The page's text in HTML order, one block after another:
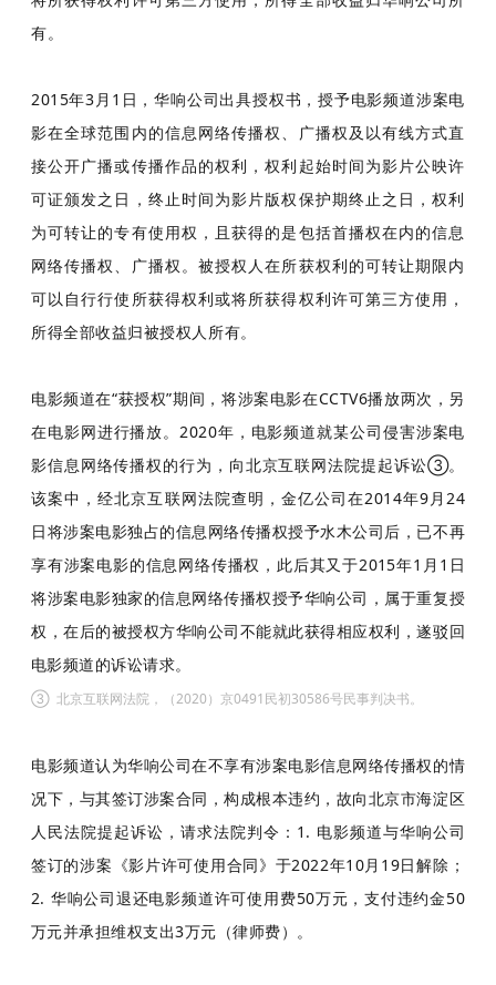
有。
2015年3月1日，华响公司出具授权书，授予电影频道涉案电
影在全球范围内的信息网络传播权、广播权及以有线方式直
接公开广播或传播作品的权利，权利起始时间为影片公映许
可证颁发之日，终止时间为影片版权保护期终止之日，权利
为可转让的专有使用权，且获得的是包括首播权在内的信息
网络传播权、广播权。被授权人在所获权利的可转让期限内
可以自行行使所获得权利或将所获得权利许可第三方使用，
所得全部收益归被授权人所有。
电影频道在“获授权”期间，将涉案电影在CCTV6播放两次，另
在电影网进行播放。2020年，电影频道就某公司侵害涉案电
影信息网络传播权的行为，向北京互联网法院提起诉讼③。
该案中，经北京互联网法院查明，金亿公司在2014年9月24
日将涉案电影独占的信息网络传播权授予水木公司后，已不再
享有涉案电影的信息网络传播权，此后其又于2015年1月1日
将涉案电影独家的信息网络传播权授予华响公司，属于重复授
权，在后的被授权方华响公司不能就此获得相应权利，遂驳回
电影频道的诉讼请求。
③ 北京互联网法院，（2020）京0491民初30586号民事判决书。
电影频道认为华响公司在不享有涉案电影信息网络传播权的情
况下，与其签订涉案合同，构成根本违约，故向北京市海淀区
人民法院提起诉讼，请求法院判令：1. 电影频道与华响公司
签订的涉案《影片许可使用合同》于2022年10月19日解除；
2. 华响公司退还电影频道许可使用费50万元，支付违约金50
万元并承担维权支出3万元（律师费）。